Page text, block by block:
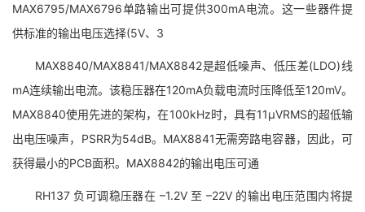
MAX6795/MAX6796单路输出可提供300mA电流。这一些器件提
供标准的输出电压选择(5V、3
MAX8840/MAX8841/MAX8842是超低噪声、低压差(LDO)线
mA连续输出电流。该稳压器在120mA负载电流时压降低至120mV。
MAX8840使用先进的架构，在100kHz时，具有11µVRMS的超低输
出电压噪声，PSRR为54dB。MAX8841无需旁路电容器，因此，可
获得最小的PCB面积。MAX8842的输出电压可通
RH137 负可调稳压器在 –1.2V 至 –22V 的输出电压范围内将提